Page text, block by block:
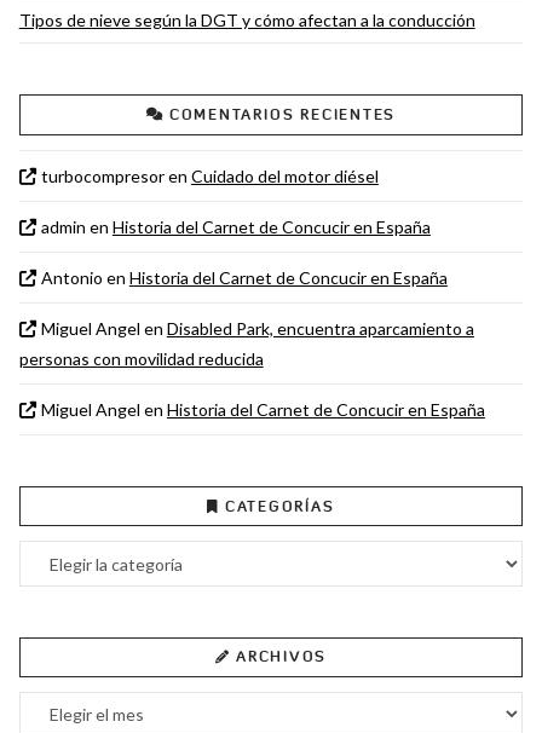
Tipos de nieve según la DGT y cómo afectan a la conducción
COMENTARIOS RECIENTES
turbocompresoren Cuidado del motor diésel
admin en Historia del Carnet de Concucir en España
Antonio en Historia del Carnet de Concucir en España
Miguel Angel en Disabled Park, encuentra aparcamiento a
personas con movilidad reducida
Miguel Angel en Historia del Carnet de Concucir en España
CATEGORÍAS
Categorías
ARCHIVOS
Archivos